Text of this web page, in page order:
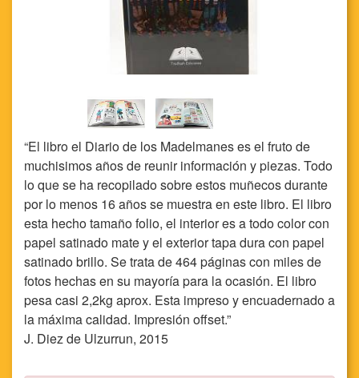
El libro el Diario de los Madelmanes es el fruto de
muchisimos años de reunir información y piezas. Todo
lo que se ha recopilado sobre estos muñecos durante
por lo menos 16 años se muestra en este libro. El libro
esta hecho tamaño folio, el interior es a todo color con
papel satinado mate y el exterior tapa dura con papel
satinado brillo. Se trata de 464 páginas con miles de
fotos hechas en su mayoría para la ocasión. El libro
pesa casi 2,2kg aprox. Esta impreso y encuadernado a
la máxima calidad. Impresión offset.
J. Diez de Ulzurrun, 2015